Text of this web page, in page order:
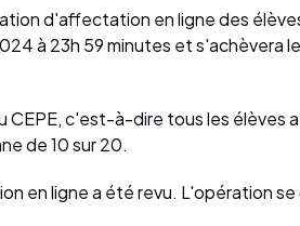
d'affectation en ligne des
à 23h 59 minutes et s'achèvera
CEPE, c'est-à-dire tous les élèves
de 10 sur 20.
en ligne a été revu. L'opération se